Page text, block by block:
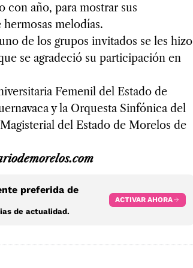
con año, para mostrar sus
melodías.
de los grupos invitados se les hizo
se agradeció su participación en
Femenil del Estado de
y la Orquesta Sinfónica del
del Estado de Morelos de
preferida de
de actualidad.
ACTIVAR AHORA